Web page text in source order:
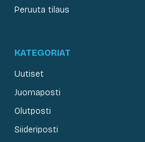
Peruuta tilaus
KATEGORIAT
Uutiset
Juomaposti
Olutposti
Siideriposti